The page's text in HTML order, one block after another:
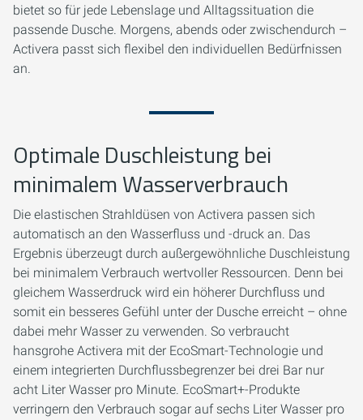
bietet so für jede Lebenslage und Alltagssituation die
passende Dusche. Morgens, abends oder zwischendurch –
Activera passt sich flexibel den individuellen Bedürfnissen
an.
Optimale Duschleistung bei
minimalem Wasserverbrauch
Die elastischen Strahldüsen von Activera passen sich
automatisch an den Wasserfluss und -druck an. Das
Ergebnis überzeugt durch außergewöhnliche Duschleistung
bei minimalem Verbrauch wertvoller Ressourcen. Denn bei
gleichem Wasserdruck wird ein höherer Durchfluss und
somit ein besseres Gefühl unter der Dusche erreicht – ohne
dabei mehr Wasser zu verwenden. So verbraucht
hansgrohe Activera mit der EcoSmart-Technologie und
einem integrierten Durchflussbegrenzer bei drei Bar nur
acht Liter Wasser pro Minute. EcoSmart+-Produkte
verringern den Verbrauch sogar auf sechs Liter Wasser pro